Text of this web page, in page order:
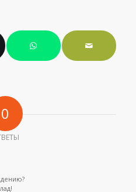
0